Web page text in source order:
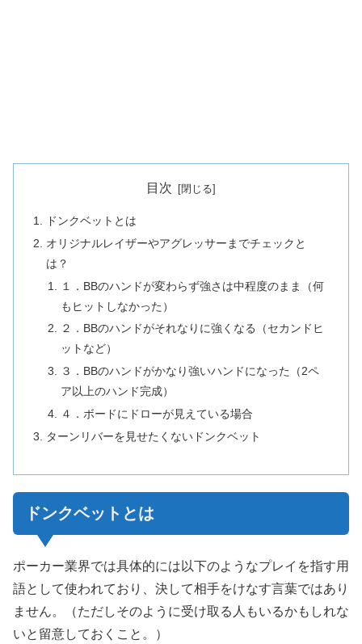
目次
ドンクベットとは
オリジナルレイザーやアグレッサーまでチェックと
は？
１．BBのハンドが変わらず強さは中程度のまま（何
もヒットしなかった）
２．BBのハンドがそれなりに強くなる（セカンドヒ
ットなど）
３．BBのハンドがかなり強いハンドになった（2ペ
ア以上のハンド完成）
４．ボードにドローが見えている場合
ターン リバーを見せたくないドンクベット
ドンクベットとは
ポーカー業界では具体的には以下のようなプレイを指す用
語として使われており、決して相手をけなす言葉ではあり
ません。（ただしそのように受け取る人もいるかもしれな
いと留意しておくこと。）